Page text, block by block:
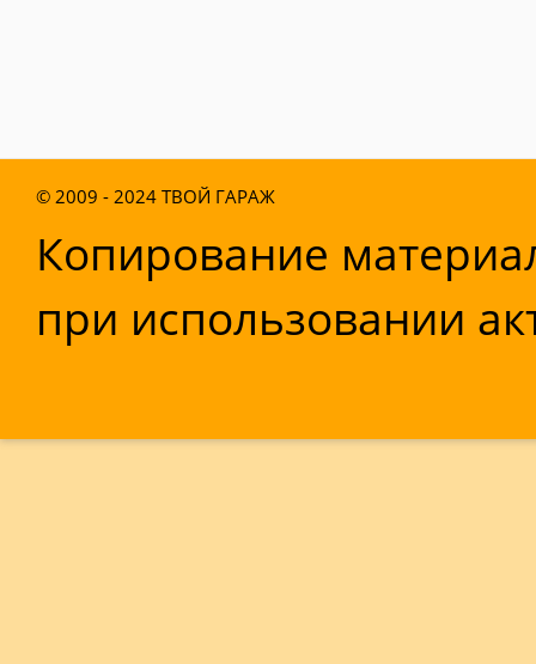
© 2009 - 2024 ТВОЙ ГАРАЖ
Копирование
при использовании